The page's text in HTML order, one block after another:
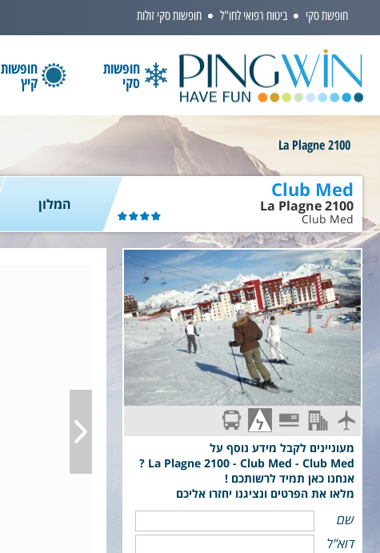
חופשת סקי ביטוח רפואי לחו"ל חופשות סקי זולות
חופשות
סקי
חופשות
קיץ
La Plagne 2100
Club Med
La Plagne 2100
Club Med
המלון
טיסת ארקיע: תל-אביב - גרנובל - Grenoble
הכל כלול
סקי פס מקומי
הדרכה יום מלא 5 ימים
מעוניינים לקבל מידע נוסף על
La Plagne 2100 - Club Med - Club Med ?
אנחנו כאן תמיד לרשותכם !
מלאו את הפרטים ונציגנו יחזרו אליכם
שם
דוא"ל